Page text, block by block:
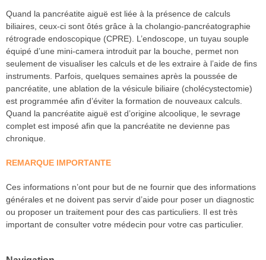
Quand la pancréatite aiguë est liée à la présence de calculs
biliaires, ceux-ci sont ôtés grâce à la cholangio-pancréatographie
rétrograde endoscopique (CPRE). L’endoscope, un tuyau souple
équipé d’une mini-camera introduit par la bouche, permet non
seulement de visualiser les calculs et de les extraire à l’aide de fins
instruments. Parfois, quelques semaines après la poussée de
pancréatite, une ablation de la vésicule biliaire (cholécystectomie)
est programmée afin d’éviter la formation de nouveaux calculs.
Quand la pancréatite aiguë est d’origine alcoolique, le sevrage
complet est imposé afin que la pancréatite ne devienne pas
chronique.
REMARQUE IMPORTANTE
Ces informations n’ont pour but de ne fournir que des informations
générales et ne doivent pas servir d’aide pour poser un diagnostic
ou proposer un traitement pour des cas particuliers. Il est très
important de consulter votre médecin pour votre cas particulier.